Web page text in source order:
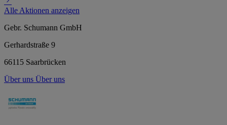
Alle Aktionen anzeigen
Gebr. Schumann GmbH
Gerhardstraße 9
66115 Saarbrücken
Über uns Über uns